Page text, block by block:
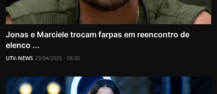
Jonas e Marciele trocam farpas em reencontro de
elenco ...
UTV-NEWS 23/04/2026 - 08:00